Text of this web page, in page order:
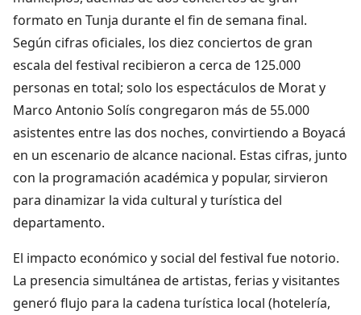
formato en Tunja durante el fin de semana final.
Según cifras oficiales, los diez conciertos de gran
escala del festival recibieron a cerca de 125.000
personas en total; solo los espectáculos de Morat y
Marco Antonio Solís congregaron más de 55.000
asistentes entre las dos noches, convirtiendo a Boyacá
en un escenario de alcance nacional. Estas cifras, junto
con la programación académica y popular, sirvieron
para dinamizar la vida cultural y turística del
departamento.
El impacto económico y social del festival fue notorio.
La presencia simultánea de artistas, ferias y visitantes
generó flujo para la cadena turística local (hotelería,